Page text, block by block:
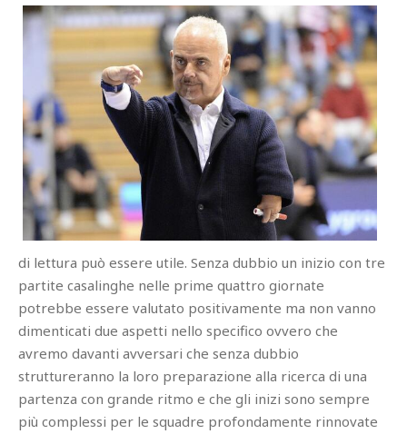
di lettura può essere utile. Senza dubbio un inizio con tre
partite casalinghe nelle prime quattro giornate
potrebbe essere valutato positivamente ma non vanno
dimenticati due aspetti nello specifico ovvero che
avremo davanti avversari che senza dubbio
struttureranno la loro preparazione alla ricerca di una
partenza con grande ritmo e che gli inizi sono sempre
più complessi per le squadre profondamente rinnovate